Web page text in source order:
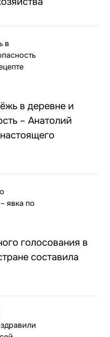
в деревне и
– Анатолий
голосования в
составила